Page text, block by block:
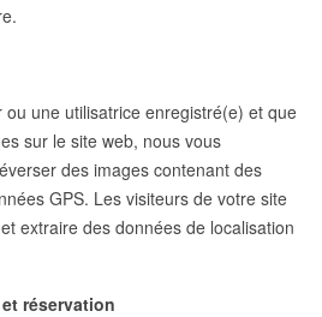
une utilisatrice enregistré(e) et que
sur le site web, nous vous
des images contenant des
GPS. Les visiteurs de votre site
extraire des données de localisation
réservation